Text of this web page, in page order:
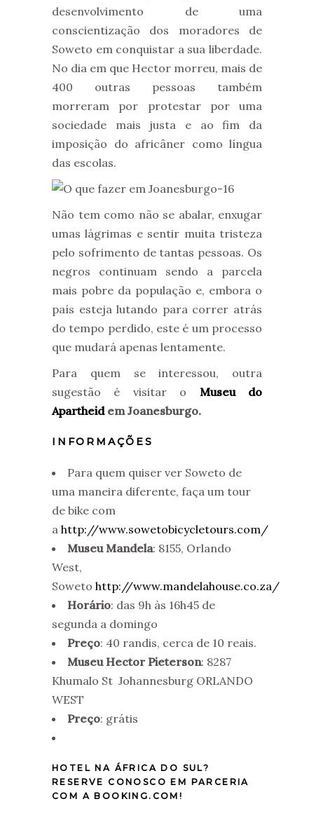
desenvolvimento de uma
conscientização dos moradores de
Soweto em conquistar a sua liberdade.
No dia em que Hector morreu, mais de
400 outras pessoas também
morreram por protestar por uma
sociedade mais justa e ao fim da
imposição do africâner como língua
das escolas.
Não tem como não se abalar, enxugar
umas lágrimas e sentir muita tristeza
pelo sofrimento de tantas pessoas. Os
negros continuam sendo a parcela
mais pobre da população e, embora o
país esteja lutando para correr atrás
do tempo perdido, este é um processo
que mudará apenas lentamente.
Para quem se interessou, outra
sugestão é visitar o
Museu do
Apartheidem Joanesburgo.
INFORMAÇÕES
Para quem quiser ver Soweto de
uma maneira diferente, faça um tour
de bike com
a http://www.sowetobicycletours.com/
Museu Mandela: 8155, Orlando
West,
Soweto http://www.mandelahouse.co.za/
Horário: das 9h às 16h45 de
segunda a domingo
Preço: 40 randis, cerca de 10 reais.
Museu Hector Pieterson: 8287
Khumalo St Johannesburg ORLANDO
WEST
Preço: grátis
HOTEL NA ÁFRICA DO SUL?
RESERVE CONOSCO EM PARCERIA
COM A BOOKING.COM!